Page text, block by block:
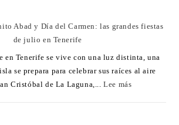
Abad y Día del Carmen: las grandes fiestas
de julio en Tenerife
en Tenerife se vive con una luz distinta, una
se prepara para celebrar sus raíces al aire
Cristóbal de La Laguna,...Lee más